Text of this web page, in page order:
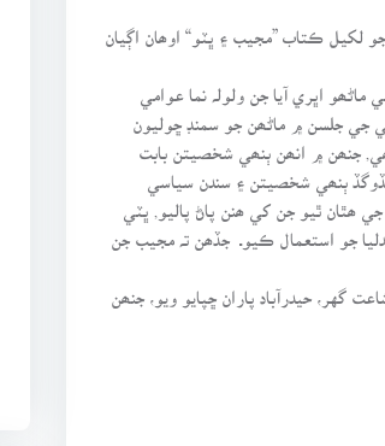
لکيل ڪتاب ”مجيب ۽ ڀٽو“ اوھان اڳيان
اڀري آيا جن ولولہ نما عوامي
جي جلسن ۾ ماڻھن جو سمنڊ ڇوليون
1987ع ۾ لکيل تحرير آھي, جنھن ۾ انھن ٻنھي شخصيتن بابت
ٻنھي شخصيتن ۽ سندن سياسي
ھٿان ٿيو جن کي ھنن پاڻ پاليو, ڀٽي
جو استعمال ڪيوـ جڏھن تہ مجيب جن
۾ ڇپيو جڏھن تہ ٻيو ڇاپو 2003ع ۾ ڀنڀور اشاعت گهر، حيدرآباد پاران ڇپايو ويو، جنھن